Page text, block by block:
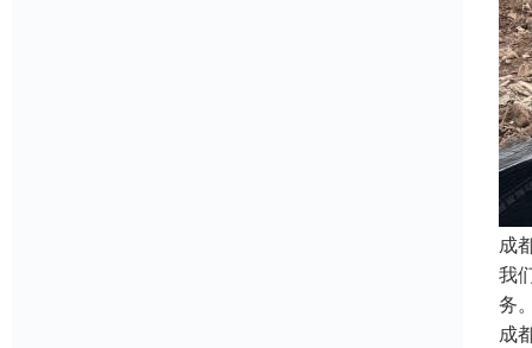
成
我
务
成